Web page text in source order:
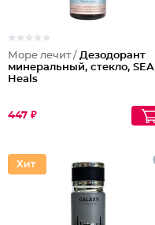
Море лечит / Дезодорант
минеральный, стекло, SEA
Heals
447 ₽